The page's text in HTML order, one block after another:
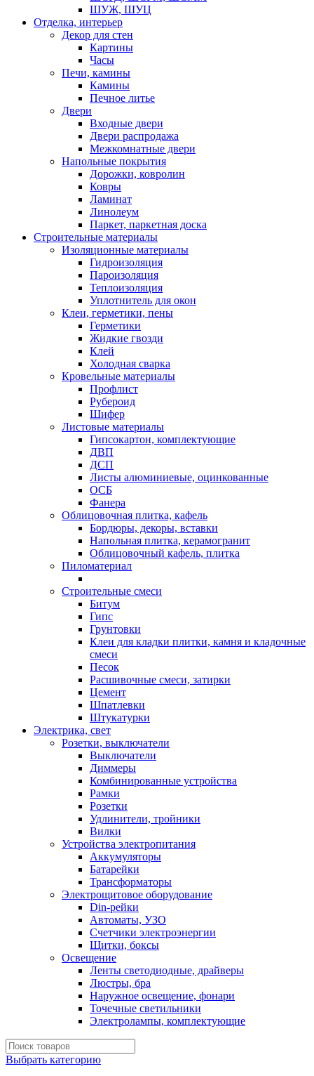
ШУЖ, ШУЦ
Отделка, интерьер
Декор для стен
Картины
Часы
Печи, камины
Камины
Печное литье
Двери
Входные двери
Двери распродажа
Межкомнатные двери
Напольные покрытия
Дорожки, ковролин
Ковры
Ламинат
Линолеум
Паркет, паркетная доска
Строительные материалы
Изоляционные материалы
Гидроизоляция
Пароизоляция
Теплоизоляция
Уплотнитель для окон
Клеи, герметики, пены
Герметики
Жидкие гвозди
Клей
Холодная сварка
Кровельные материалы
Профлист
Рубероид
Шифер
Листовые материалы
Гипсокартон, комплектующие
ДВП
ДСП
Листы алюминиевые, оцинкованные
ОСБ
Фанера
Облицовочная плитка, кафель
Бордюры, декоры, вставки
Напольная плитка, керамогранит
Облицовочный кафель, плитка
Пиломатериал
Строительные смеси
Битум
Гипс
Грунтовки
Клеи для кладки плитки, камня и кладочные
смеси
Песок
Расшивочные смеси, затирки
Цемент
Шпатлевки
Штукатурки
Электрика, свет
Розетки, выключатели
Выключатели
Диммеры
Комбинированные устройства
Рамки
Розетки
Удлинители, тройники
Вилки
Устройства электропитания
Аккумуляторы
Батарейки
Трансформаторы
Электрощитовое оборудование
Din-рейки
Автоматы, УЗО
Счетчики электроэнергии
Щитки, боксы
Освещение
Ленты светодиодные, драйверы
Люстры, бра
Наружное освещение, фонари
Точечные светильники
Электролампы, комплектующие
Выбрать категорию